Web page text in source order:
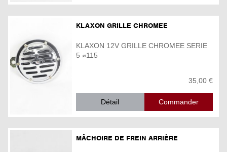
KLAXON GRILLE CHROMEE
KLAXON 12V GRILLE CHROMEE SERIE
5 ⌀115
35,00 €
Détail
MÂCHOIRE DE FREIN ARRIÈRE